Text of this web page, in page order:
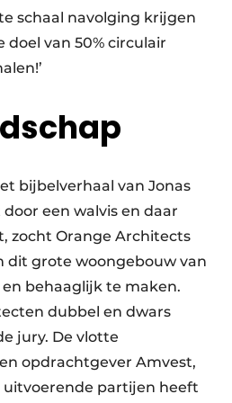
schaal navolging krijgen
van 50% circulair
bijbelverhaal van Jonas
een walvis en daar
zocht Orange Architects
dit grote woongebouw van
behaaglijk te maken.
dubbel en dwars
jury. De vlotte
opdrachtgever Amvest,
partijen heeft